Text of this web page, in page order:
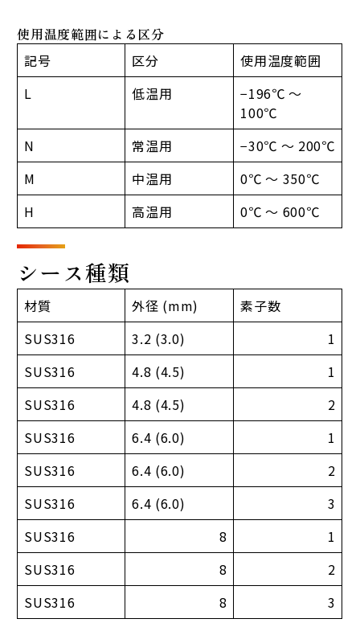
使用温度範囲による区分
記号
区分
使用温度範囲
L
低温用
−196℃ ～
100℃
N
常温用
−30℃ ～ 200℃
M
中温用
0℃ ～ 350℃
H
高温用 0℃ ～ 600℃
シース種類
材質 外径 (mm)
素子数
SUS316
3.2 (3.0)
1
SUS316
4.8 (4.5)
1
SUS316
4.8 (4.5)
2
SUS316
6.4 (6.0)
1
SUS316
6.4 (6.0)
2
SUS316
6.4 (6.0)
3
SUS316
8
1
SUS316
8
2
SUS316
8 3